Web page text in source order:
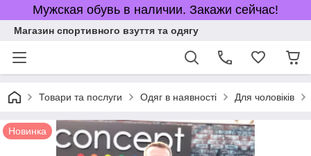
Мужская обувь в наличии. Закажи сейчас!
Магазин спортивного взуття та одягу
Товари та послуги Одяг в наявності Для чоловіків
Новинка